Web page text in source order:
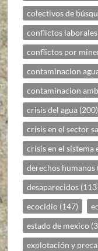
colectivos de
conflictos laborales
conflictos por
contaminacion
contaminacion
crisis del agua (200)
crisis en el sector
crisis en el sistema
derechos humanos
desaparecidos
ecocidio (147)
estado de mexico
explotación y